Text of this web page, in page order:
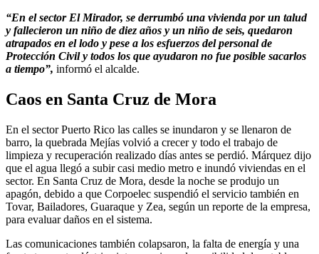
“En el sector El Mirador, se derrumbó una vivienda por un talud
y fallecieron un niño de diez años y un niño de seis, quedaron
atrapados en el lodo y pese a los esfuerzos del personal de
Protección Civil y todos los que ayudaron no fue posible sacarlos
a tiempo”, informó el alcalde.
Caos en Santa Cruz de Mora
En el sector Puerto Rico las calles se inundaron y se llenaron de
barro, la quebrada Mejías volvió a crecer y todo el trabajo de
limpieza y recuperación realizado días antes se perdió. Márquez dijo
que el agua llegó a subir casi medio metro e inundó viviendas en el
sector. En Santa Cruz de Mora, desde la noche se produjo un
apagón, debido a que Corpoelec suspendió el servicio también en
Tovar, Bailadores, Guaraque y Zea, según un reporte de la empresa,
para evaluar daños en el sistema.
Las comunicaciones también colapsaron, la falta de energía y una